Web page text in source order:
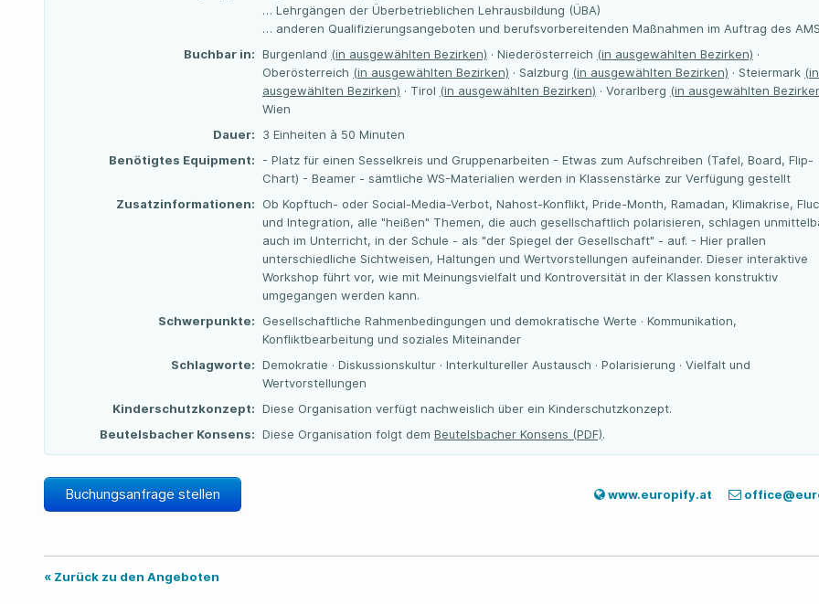
… Lehrgängen der Überbetrieblichen Lehrausbildung (ÜBA)
… anderen Qualifizierungsangeboten und berufsvorbereitenden Maßnahmen im Auftrag des AMS
Buchbar in: Burgenland (in ausgewählten Bezirken) · Niederösterreich (in ausgewählten Bezirken) ·
Oberösterreich (in ausgewählten Bezirken) · Salzburg (in ausgewählten Bezirken) · Steiermark (in
ausgewählten Bezirken) · Tirol (in ausgewählten Bezirken) · Vorarlberg (in ausgewählten
Wien
Dauer:
3 Einheiten à 50 Minuten
Benötigtes Equipment:
- Platz für einen Sesselkreis und Gruppenarbeiten - Etwas zum Aufschreiben (Tafel, Board, Flip-
Chart) - Beamer - sämtliche WS-Materialien werden in Klassenstärke zur Verfügung gestellt
Zusatzinformationen:
Ob Kopftuch- oder Social-Media-Verbot, Nahost-Konflikt, Pride-Month, Ramadan, Klimakrise,
und Integration, alle "heißen" Themen, die auch gesellschaftlich polarisieren, schlagen
auch im Unterricht, in der Schule - als "der Spiegel der Gesellschaft" - auf. - Hier prallen
unterschiedliche Sichtweisen, Haltungen und Wertvorstellungen aufeinander. Dieser interaktive
Workshop führt vor, wie mit Meinungsvielfalt und Kontroversität in der Klassen konstruktiv
umgegangen werden kann.
Schwerpunkte:
Gesellschaftliche Rahmenbedingungen und demokratische Werte · Kommunikation,
Konfliktbearbeitung und soziales Miteinander
Schlagworte: Demokratie · Diskussionskultur · Interkultureller Austausch · Polarisierung · Vielfalt und
Wertvorstellungen
Kinderschutzkonzept: Diese Organisation verfügt nachweislich über ein Kinderschutzkonzept.
Beutelsbacher Konsens: Diese Organisation folgt dem Beutelsbacher Konsens (PDF).
Buchungsanfrage stellen www.europify.at
« Zurück zu den Angeboten